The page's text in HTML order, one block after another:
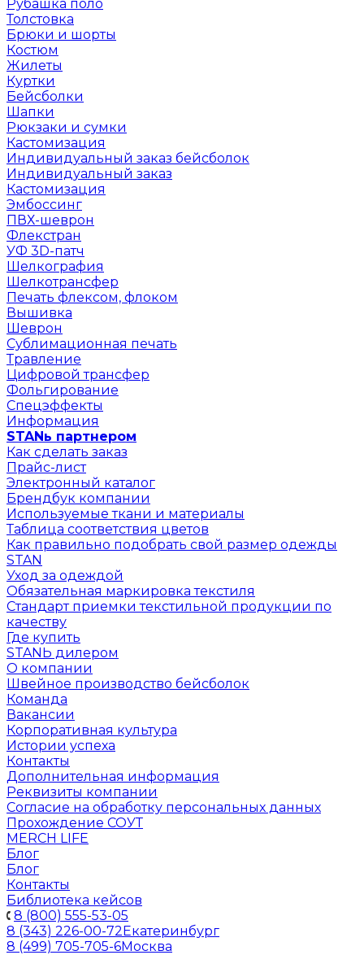
Рубашка поло
Толстовка
Брюки и шорты
Костюм
Жилеты
Куртки
Бейсболки
Шапки
Рюкзаки и сумки
Кастомизация
Индивидуальный заказ бейсболок
Индивидуальный заказ
Кастомизация
Эмбоссинг
ПВХ-шеврон
Флекстран
УФ 3D-патч
Шелкография
Шелкотрансфер
Печать флексом, флоком
Вышивка
Шеврон
Сублимационная печать
Травление
Цифровой трансфер
Фольгирование
Спецэффекты
Информация
STANь партнером
Как сделать заказ
Прайс-лист
Электронный каталог
Брендбук компании
Используемые ткани и материалы
Таблица соответствия цветов
Как правильно подобрать свой размер одежды
STAN
Уход за одеждой
Обязательная маркировка текстиля
Стандарт приемки текстильной продукции по
качеству
Где купить
STANЬ дилером
О компании
Швейное производство бейсболок
Команда
Вакансии
Корпоративная культура
Истории успеха
Контакты
Дополнительная информация
Реквизиты компании
Согласие на обработку персональных данных
Прохождение СОУТ
MERCH LIFE
Блог
Блог
Контакты
Библиотека кейсов
8 (800) 555-53-05
8 (343) 226-00-72Екатеринбург
8 (499) 705-705-6Москва